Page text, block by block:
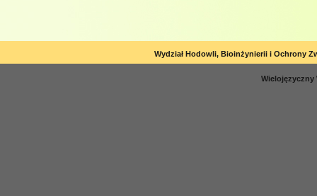
Wydział Hodowli, Bioinżynierii i Ochrony
Wielojęzyczny